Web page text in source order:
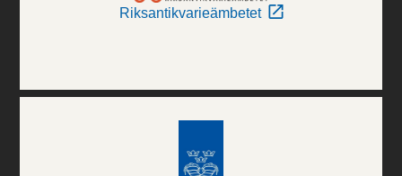
Riksantikvarieämbetet